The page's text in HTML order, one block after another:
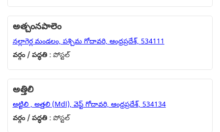
అత్చంనపాలెం
నల్లాగెర్ల మండలం, పశ్చిమ గోదావరి, ఆంధ్రప్రదేశ్, 534111
వర్గం / పద్ధతి :పోస్టల్
అత్తిలి
అట్టిలి , అత్తలి (Mdl), వెస్ట్ గోదావరి, ఆంధ్రప్రదేశ్, 534134
వర్గం / పద్ధతి :పోస్టల్